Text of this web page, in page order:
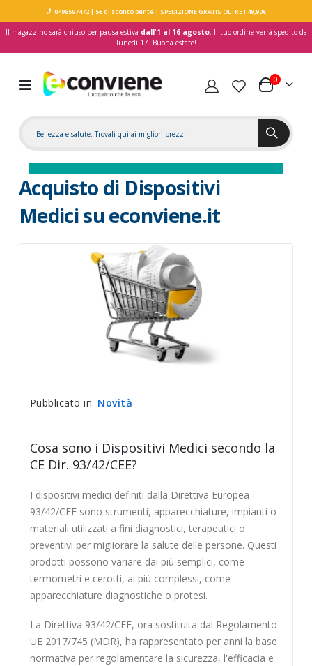
0498597472| 5€ di sconto per te| SPEDIZIONE GRATIS OLTRE I 49,90€
Il magazzino sarà chiuso per pausa estiva dall'1 al 16 agosto. Il tuo ordine verrà spedito da
lunedì 17. Buona estate!
Toggle
Nav
Carrello
0elementi
Acquisto di Dispositivi
Medici su econviene.it
Pubblicato in: Novità
Cosa sono i Dispositivi Medici secondo la
CE Dir. 93/42/CEE?
I dispositivi medici definiti dalla Direttiva Europea
93/42/CEE sono strumenti, apparecchiature, impianti o
materiali utilizzati a fini diagnostici, terapeutici o
preventivi per migliorare la salute delle persone. Questi
prodotti possono variare dai più semplici, come
termometri e cerotti, ai più complessi, come
apparecchiature diagnostiche o protesi.
La Direttiva 93/42/CEE, ora sostituita dal Regolamento
UE 2017/745 (MDR), ha rappresentato per anni la base
normativa per regolamentare la sicurezza, l'efficacia e